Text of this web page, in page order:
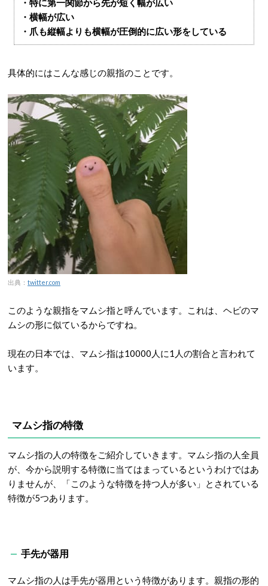
・特に第一関節から先が短く幅が広い
・横幅が広い
・爪も縦幅よりも横幅が圧倒的に広い形をしている
具体的にはこんな感じの親指のことです。
出典： twitter.com
このような親指をマムシ指と呼んでいます。これは、ヘビのマ
ムシの形に似ているからですね。
現在の日本では、マムシ指は10000人に1人の割合と言われて
います。
マムシ指の特徴
マムシ指の人の特徴をご紹介していきます。マムシ指の人全員
が、今から説明する特徴に当てはまっているというわけではあ
りませんが、「このような特徴を持つ人が多い」とされている
特徴が5つあります。
手先が器用
マムシ指の人は手先が器用という特徴があります。親指の形的